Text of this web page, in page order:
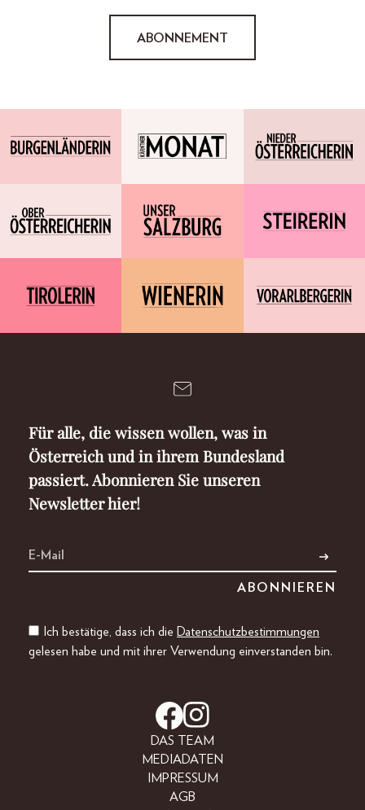
ABONNEMENT
Für alle, die wissen wollen, was in
Österreich und in ihrem Bundesland
passiert. Abonnieren Sie unseren
Newsletter hier!
Ich bestätige, dass ich die Datenschutzbestimmungen
gelesen habe und mit ihrer Verwendung einverstanden bin.
DAS TEAM
MEDIADATEN
IMPRESSUM
AGB